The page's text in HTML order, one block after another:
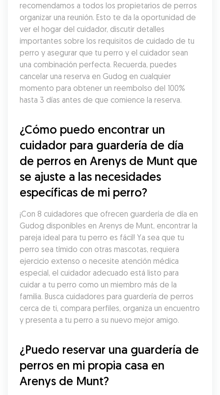
recomendamos a todos los propietarios de perros
organizar una reunión. Esto te da la oportunidad de
ver el hogar del cuidador, discutir detalles
importantes sobre los requisitos de cuidado de tu
perro y asegurar que tu perro y el cuidador sean
una combinación perfecta. Recuerda, puedes
cancelar una reserva en Gudog en cualquier
momento para obtener un reembolso del 100%
hasta 3 días antes de que comience la reserva.
¿Cómo puedo encontrar un
cuidador para guardería de día
de perros en Arenys de Munt que
se ajuste a las necesidades
específicas de mi perro?
¡Con 8 cuidadores que ofrecen guardería de día en
Gudog disponibles en Arenys de Munt, encontrar la
pareja ideal para tu perro es fácil! Ya sea que tu
perro sea tímido con otras mascotas, requiera
ejercicio extenso o necesite atención médica
especial, el cuidador adecuado está listo para
cuidar a tu perro como un miembro más de la
familia. Busca cuidadores para guardería de perros
cerca de ti, compara perfiles, organiza un encuentro
y presenta a tu perro a su nuevo mejor amigo.
¿Puedo reservar una guardería de
perros en mi propia casa en
Arenys de Munt?